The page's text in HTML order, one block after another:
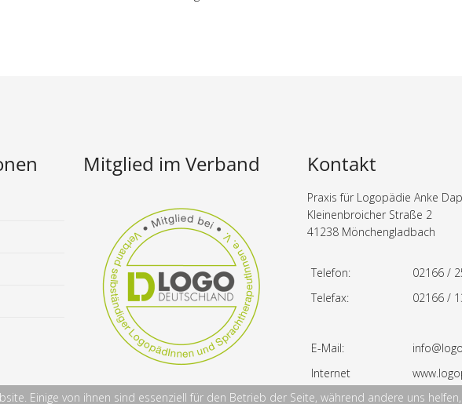
Mitglied im Verband Kontakt
Praxis für Logopädie Anke
Kleinenbroicher Straße 2
41238 Mönchengladbach
Telefon:
02166 /
Telefax:
02166 /
E-Mail:
Internet
Einige von ihnen sind essenziell für den Betrieb der Seite, während andere uns